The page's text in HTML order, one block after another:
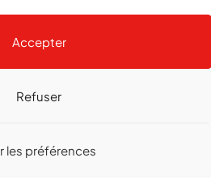
Accepter
Refuser
les préférences